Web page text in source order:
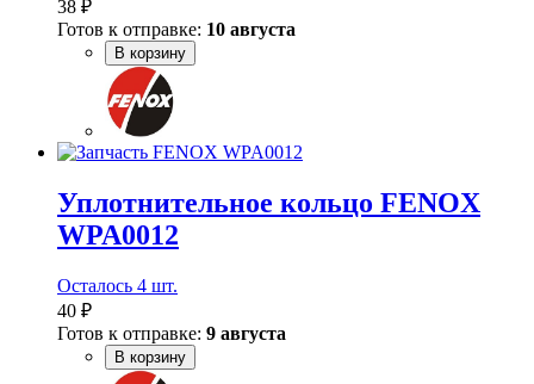
38 ₽
Готов к отправке: 10 августа
В корзину
Уплотнительное кольцо FENOX
WPA0012
Осталось 4 шт.
40 ₽
Готов к отправке: 9 августа
В корзину